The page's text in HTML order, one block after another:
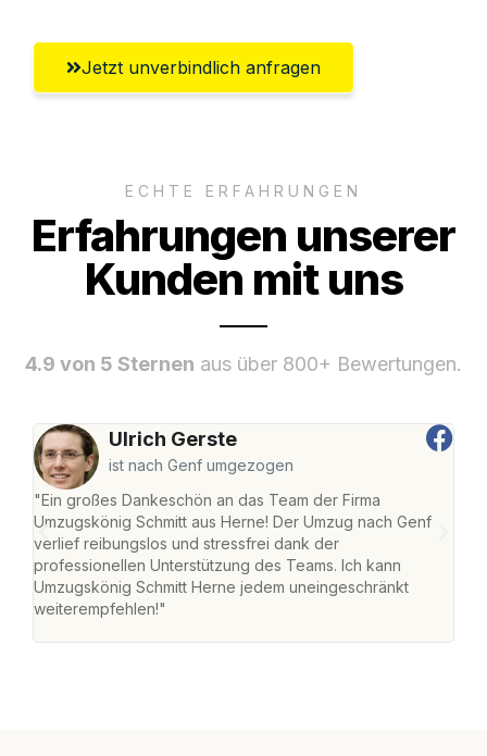
Jetzt unverbindlich anfragen
ECHTE ERFAHRUNGEN
Erfahrungen unserer
Kunden mit uns
4.9 von 5 Sternen aus über 800+ Bewertungen.
Ulrich Gerste
ist nach Genf umgezogen
"Ein großes Dankeschön an das Team der Firma
Umzugskönig Schmitt aus Herne! Der Umzug nach Genf
verlief reibungslos und stressfrei dank der
professionellen Unterstützung des Teams. Ich kann
Umzugskönig Schmitt Herne jedem uneingeschränkt
weiterempfehlen!"